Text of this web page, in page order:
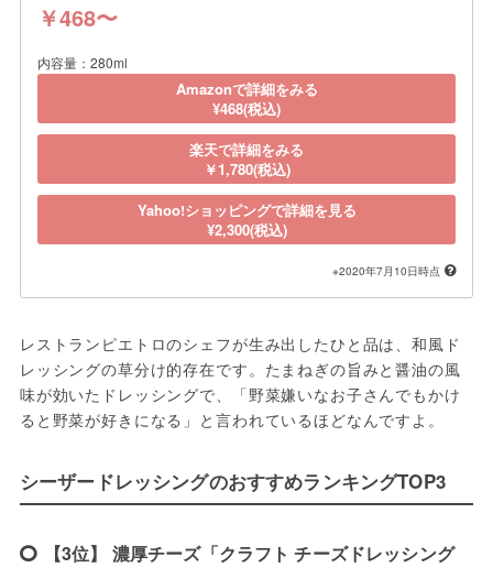
￥468〜
内容量：280ml
Amazonで詳細をみる
¥468(税込)
楽天で詳細をみる
￥1,780(税込)
Yahoo!ショッピングで詳細を見る
¥2,300(税込)
※2020年7月10日時点
レストランピエトロのシェフが生み出したひと品は、和風ド
レッシングの草分け的存在です。たまねぎの旨みと醤油の風
味が効いたドレッシングで、「野菜嫌いなお子さんでもかけ
ると野菜が好きになる」と言われているほどなんですよ。
シーザードレッシングのおすすめランキングTOP3
【3位】 濃厚チーズ「クラフト チーズドレッシング